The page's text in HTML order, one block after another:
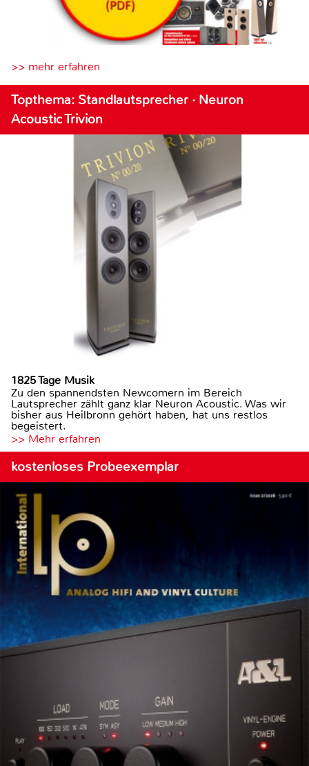
>> mehr erfahren
Topthema: Standlautsprecher · Neuron
Acoustic Trivion
1825 Tage Musik
Zu den spannendsten Newcomern im Bereich
Lautsprecher zählt ganz klar Neuron Acoustic. Was wir
bisher aus Heilbronn gehört haben, hat uns restlos
begeistert.
>> Mehr erfahren
kostenloses Probeexemplar